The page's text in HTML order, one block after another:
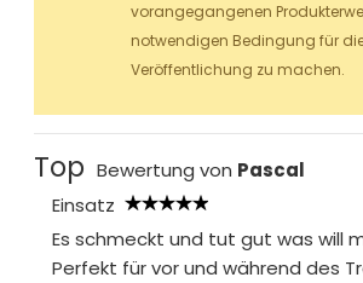
vorangegangenen
notwendigen Bedingung für
Veröffentlichung zu machen.
Top Bewertung von Pascal
Einsatz
Es schmeckt und tut gut was will
Perfekt für vor und während des